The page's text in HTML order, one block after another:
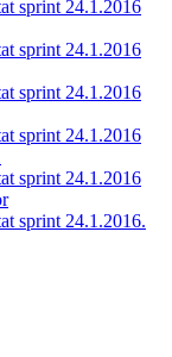
sprint 24.1.2016
sprint 24.1.2016
sprint 24.1.2016
sprint 24.1.2016
sprint 24.1.2016
sprint 24.1.2016.